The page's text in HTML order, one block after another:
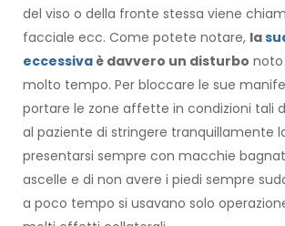
del viso o della fronte stessa viene
facciale ecc. Come potete notare, la
eccessiva è davvero un disturbo
molto tempo. Per bloccare le sue
portare le zone affette in condizioni tali
al paziente di stringere tranquillamente
presentarsi sempre con macchie
ascelle e di non avere i piedi sempre
a poco tempo si usavano solo